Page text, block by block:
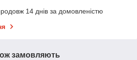
14 днів за домовленістю
замовляють